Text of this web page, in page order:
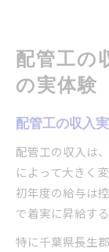
配管
配管
配管
配管
配管
資格取得
配管
配管工
資格
配管工の
の実体験
配管工の収入
配管工の収入は
によって大きく
初年度の給与は
で着実に昇給す
特に千葉県長生